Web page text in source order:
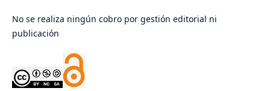
No se realiza ningún cobro por gestión editorial ni
publicación